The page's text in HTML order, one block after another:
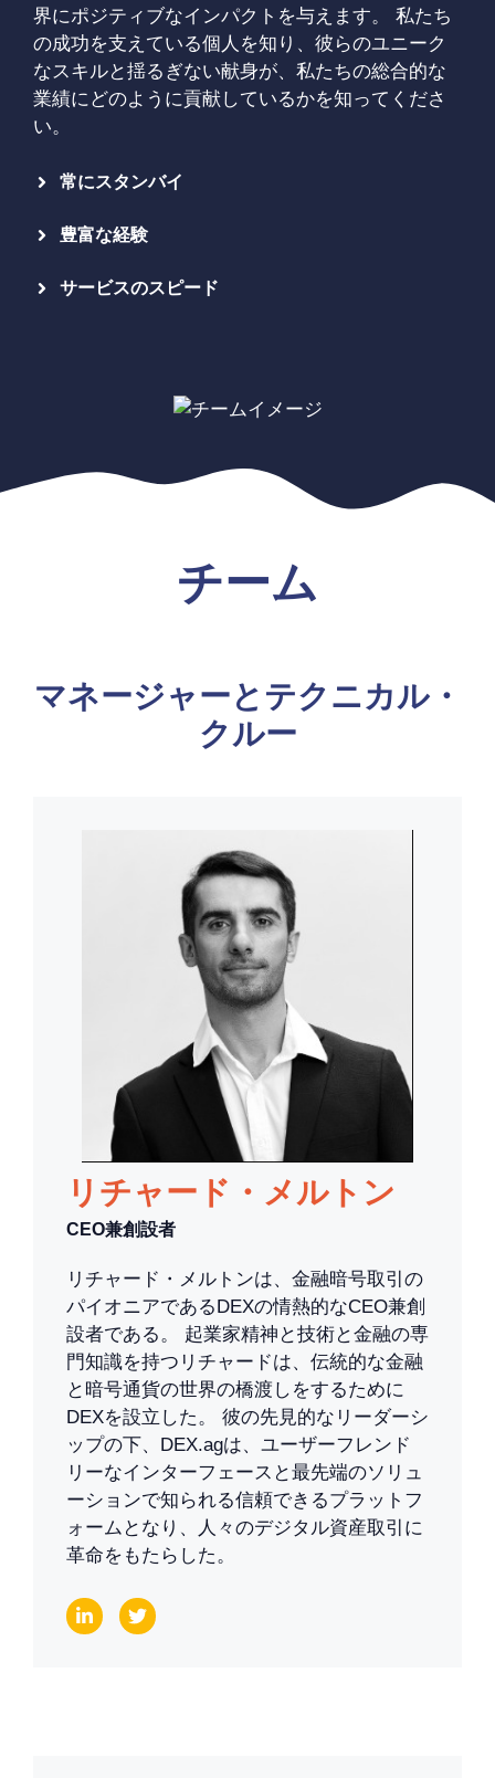
界にポジティブなインパクトを与えます。 私たち
の成功を支えている個人を知り、彼らのユニーク
なスキルと揺るぎない献身が、私たちの総合的な
業績にどのように貢献しているかを知ってくださ
い。
常にスタンバイ
豊富な経験
サービスのスピード
チーム
マネージャーとテクニカル・
クルー
リチャード・メルトン
CEO兼創設者
リチャード・メルトンは、金融暗号取引の
パイオニアであるDEXの情熱的なCEO兼創
設者である。 起業家精神と技術と金融の専
門知識を持つリチャードは、伝統的な金融
と暗号通貨の世界の橋渡しをするために
DEXを設立した。 彼の先見的なリーダーシ
ップの下、DEX.agは、ユーザーフレンド
リーなインターフェースと最先端のソリュ
ーションで知られる信頼できるプラットフ
ォームとなり、人々のデジタル資産取引に
革命をもたらした。